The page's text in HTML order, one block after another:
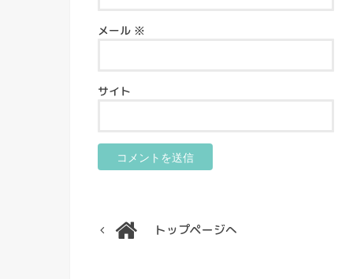
メール ※
サイト
トップページへ